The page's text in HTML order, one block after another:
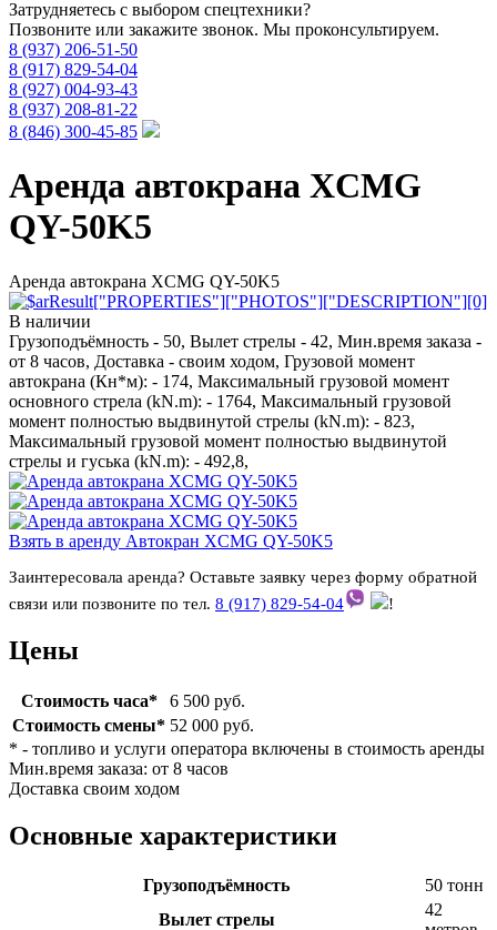
Затрудняетесь с выбором спецтехники?
Позвоните или закажите звонок. Мы проконсультируем.
8 (937) 206-51-50
8 (917) 829-54-04
8 (927) 004-93-43
8 (937) 208-81-22
8 (846) 300-45-85
Аренда автокрана XCMG
QY-50K5
Аренда автокрана XCMG QY-50K5
В наличии
Грузоподъёмность - 50, Вылет стрелы - 42, Мин.время заказа -
от 8 часов, Доставка - своим ходом, Грузовой момент
автокрана (Кн*м): - 174, Максимальный грузовой момент
основного стрела (kN.m): - 1764, Максимальный грузовой
момент полностью выдвинутой стрелы (kN.m): - 823,
Максимальный грузовой момент полностью выдвинутой
стрелы и гуська (kN.m): - 492,8,
Взять в аренду Автокран XCMG QY-50K5
Заинтересовала аренда? Оставьте заявку через форму обратной
связи или позвоните по тел. 8 (917) 829-54-04 !
Цены
Стоимость часа*
6 500 руб.
Стоимость смены* 52 000 руб.
* - топливо и услуги оператора включены в стоимость аренды
Мин.время заказа: от 8 часов
Доставка своим ходом
Основные характеристики
Грузоподъёмность
50 тонн
Вылет стрелы
42